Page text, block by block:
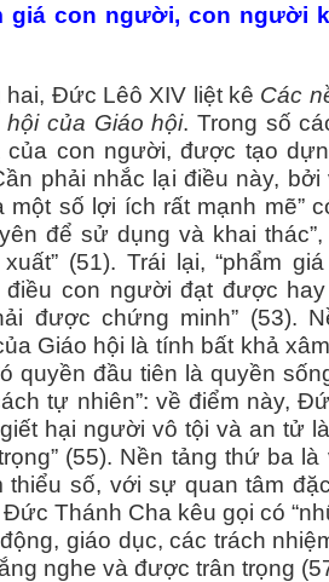
giá con người, con người
Đức Lêô XIV liệt kê Các
của Giáo hội. Trong số
của con người, được tạo
phải nhắc lại điều này,
một số lợi ích rất mạnh mẽ”
để sử dụng và khai
(51). Trái lại, “phẩm
điều con người đạt được
được chứng minh” (53).
Giáo hội là tính bất khả
quyền đầu tiên là quyền
tự nhiên”: về điểm này,
hại người vô tội và an tử
(55). Nền tảng thứ ba
thiểu số, với sự quan tâm
Thánh Cha kêu gọi có
giáo dục, các trách
nghe và được trân trọng